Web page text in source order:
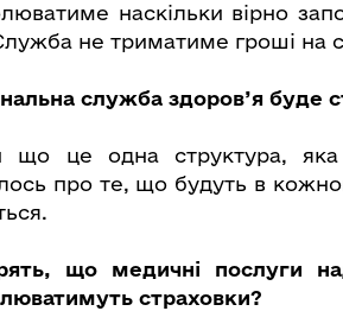
наскільки вірно
не триматиме гроші на
служба здоров’я буде
що це одна структура,
про те, що будуть в
що медичні послуги
страховки?